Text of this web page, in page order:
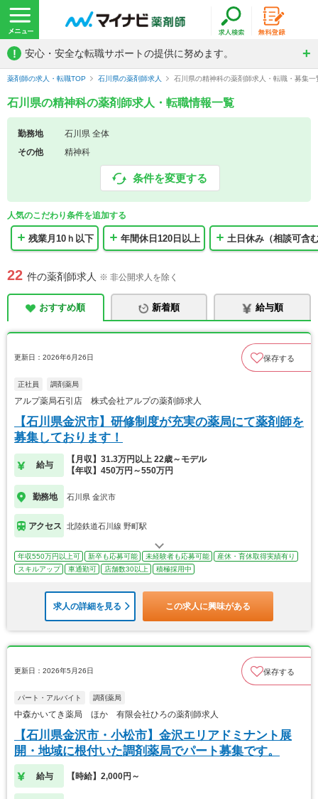
! 安心・安全な転職サポートの提供に努めます。
薬剤師の求人・転職TOP 石川県の薬剤師求人 石川県の精神科の薬剤師求人・転職・募集一
石川県の精神科の薬剤師求人・転職情報一覧
勤務地
石川県 全体
その他
精神科
条件を変更する
人気のこだわり条件を追加する
残業月10ｈ以下 年間休日120日以上 土日休み（相談可含
22 件の薬剤師求人 ※ 非公開求人を除く
おすすめ順 新着順 給与順
更新日：2026年6月26日 保存する
正社員 調剤薬局
アルプ薬局石引店 株式会社アルプの薬剤師求人
【石川県金沢市】研修制度が充実の薬局にて薬剤師を
募集しております！
給与
【月収】31.3万円以上 22歳～モデル
【年収】450万円～550万円
勤務地 石川県 金沢市
アクセス 北陸鉄道石川線 野町駅
年収550万円以上可 新卒も応募可能 未経験者も応募可能
産休・育休取得実績有り
スキルアップ
車通勤可 店舗数30以上 積極採用中
求人の詳細を見る この求人に興味がある
更新日：2026年5月26日 保存する
パート・アルバイト 調剤薬局
中森かいてき薬局 ほか 有限会社ひろの薬剤師求人
【石川県金沢市・小松市】金沢エリアドミナント展
開・地域に根付いた調剤薬局でパート募集です。
給与 【時給】2,000円～